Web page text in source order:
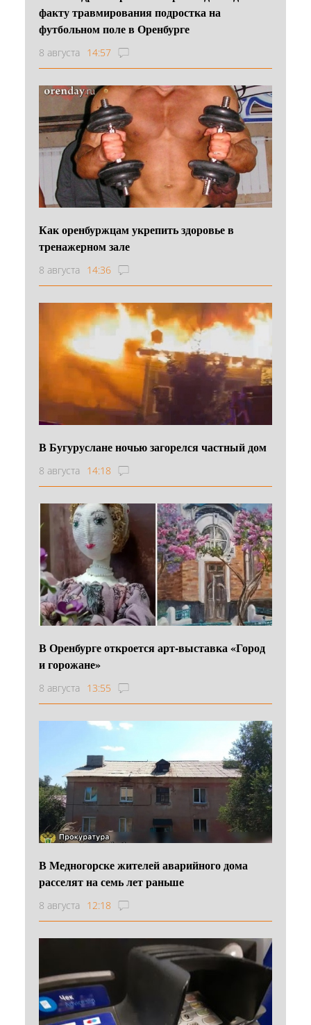
факту травмирования подростка на
футбольном поле в Оренбурге
8 августа 14:57
Как оренбуржцам укрепить здоровье в
тренажерном зале
8 августа 14:36
В Бугуруслане ночью загорелся частный дом
8 августа 14:18
В Оренбурге откроется арт-выставка «Город
и горожане»
8 августа 13:55
В Медногорске жителей аварийного дома
расселят на семь лет раньше
8 августа 12:18